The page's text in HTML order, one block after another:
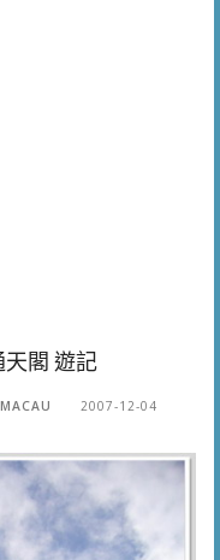
天閣 遊記
2007-12-04